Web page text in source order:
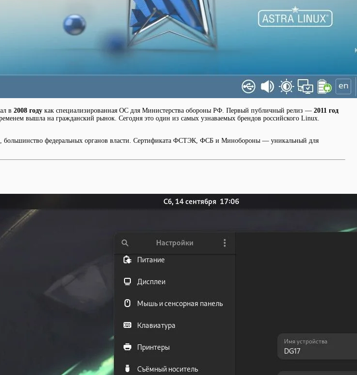
в 2008 году как специализированная ОС для Министерства обороны РФ. Первый публичный релиз — 2011 год
вышла на гражданский рынок. Сегодня это один из самых узнаваемых брендов российского Linux.
федеральных органов власти. Сертификата ФСТЭК, ФСБ и Минобороны — уникальный для